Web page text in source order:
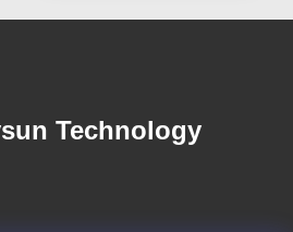
Technology